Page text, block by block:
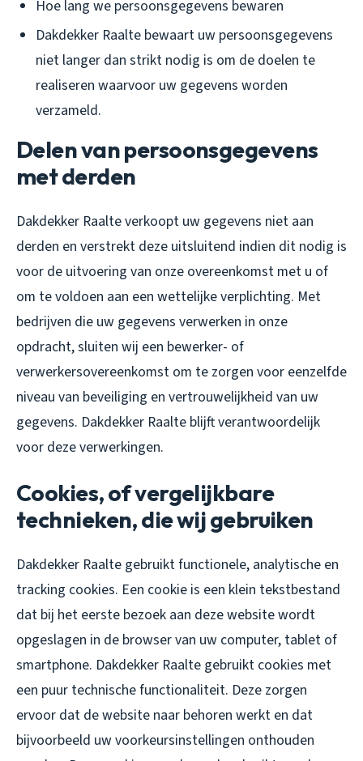
Hoe lang we persoonsgegevens bewaren
Dakdekker Raalte bewaart uw persoonsgegevens
niet langer dan strikt nodig is om de doelen te
realiseren waarvoor uw gegevens worden
verzameld.
Delen van persoonsgegevens
met derden
Dakdekker Raalte verkoopt uw gegevens niet aan
derden en verstrekt deze uitsluitend indien dit nodig is
voor de uitvoering van onze overeenkomst met u of
om te voldoen aan een wettelijke verplichting. Met
bedrijven die uw gegevens verwerken in onze
opdracht, sluiten wij een bewerker- of
verwerkersovereenkomst om te zorgen voor eenzelfde
niveau van beveiliging en vertrouwelijkheid van uw
gegevens. Dakdekker Raalte blijft verantwoordelijk
voor deze verwerkingen.
Cookies, of vergelijkbare
technieken, die wij gebruiken
Dakdekker Raalte gebruikt functionele, analytische en
tracking cookies. Een cookie is een klein tekstbestand
dat bij het eerste bezoek aan deze website wordt
opgeslagen in de browser van uw computer, tablet of
smartphone. Dakdekker Raalte gebruikt cookies met
een puur technische functionaliteit. Deze zorgen
ervoor dat de website naar behoren werkt en dat
bijvoorbeeld uw voorkeursinstellingen onthouden